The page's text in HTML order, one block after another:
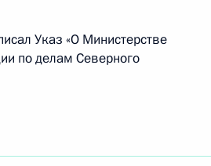
Указ «О Министерстве
по делам Северного